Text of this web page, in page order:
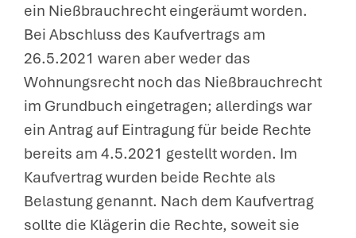
ein Nießbrauchrecht eingeräumt worden.
Bei Abschluss des Kaufvertrags am
26.5.2021 waren aber weder das
Wohnungsrecht noch das Nießbrauchrecht
im Grundbuch eingetragen; allerdings war
ein Antrag auf Eintragung für beide Rechte
bereits am 4.5.2021 gestellt worden. Im
Kaufvertrag wurden beide Rechte als
Belastung genannt. Nach dem Kaufvertrag
sollte die Klägerin die Rechte, soweit sie